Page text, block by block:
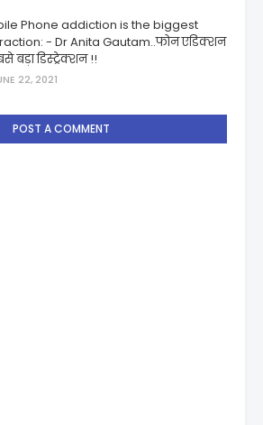
Phone addiction is the biggest
- Dr Anita Gautam..फोन एडिक्शन
बड़ा डिस्ट्रेक्शन !!
22, 2021
POST A COMMENT